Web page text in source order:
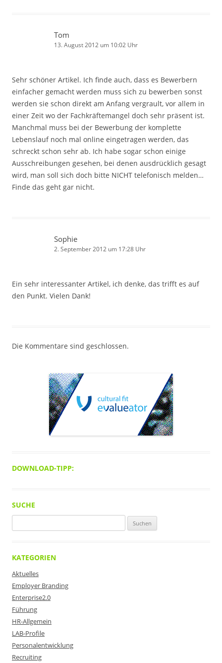
Tom
13. August 2012 um 10:02 Uhr
Sehr schöner Artikel. Ich finde auch, dass es Bewerbern
einfacher gemacht werden muss sich zu bewerben sonst
werden sie schon direkt am Anfang vergrault, vor allem in
einer Zeit wo der Fachkräftemangel doch sehr präsent ist.
Manchmal muss bei der Bewerbung der komplette
Lebenslauf noch mal online eingetragen werden, das
schreckt schon sehr ab. Ich habe sogar schon einige
Ausschreibungen gesehen, bei denen ausdrücklich gesagt
wird, man soll sich doch bitte NICHT telefonisch melden…
Finde das geht gar nicht.
Sophie
2. September 2012 um 17:28 Uhr
Ein sehr interessanter Artikel, ich denke, das trifft es auf
den Punkt. Vielen Dank!
Die Kommentare sind geschlossen.
DOWNLOAD-TIPP:
SUCHE
nach:
KATEGORIEN
Aktuelles
Employer Branding
Enterprise2.0
Führung
HR-Allgemein
LAB-Profile
Personalentwicklung
Recruiting